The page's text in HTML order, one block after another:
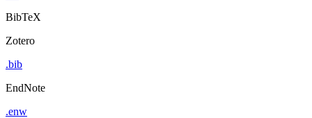
BibTeX
Zotero
.bib
EndNote
.enw